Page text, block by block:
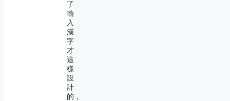
了
輸
入
漢
字
才
這
樣
設
計
的，